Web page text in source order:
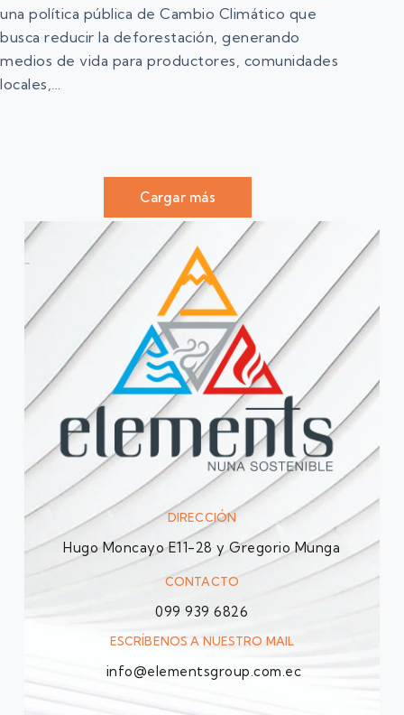
una política pública de Cambio Climático que
busca reducir la deforestación, generando
medios de vida para productores, comunidades
locales,…
Cargar más
DIRECCIÓN
Hugo Moncayo E11-28 y Gregorio Munga
CONTACTO
099 939 6826
ESCRÍBENOS A NUESTRO MAIL
info@elementsgroup.com.ec